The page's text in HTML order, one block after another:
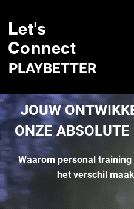
Let's
Connect
PLAYBETTER
JOUW
ONZE ABSOLUTE
Waarom personal training
het verschil